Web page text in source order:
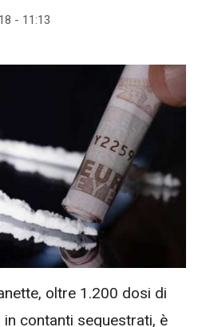
- 11:13
oltre 1.200 dosi di
contanti sequestrati, è